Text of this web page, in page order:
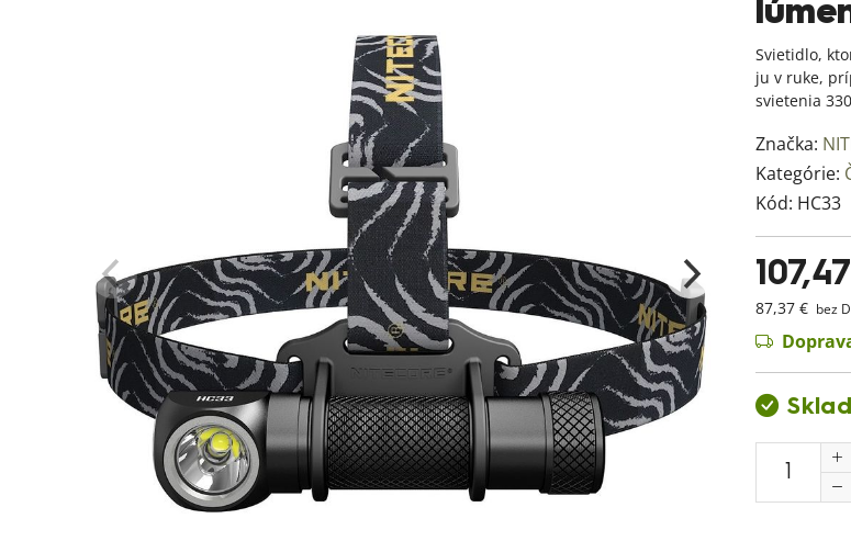
Svietidlo,
ju v ruke,
svietenia
Značka:
Kategórie:
Kód: HC33
87,37 € bez